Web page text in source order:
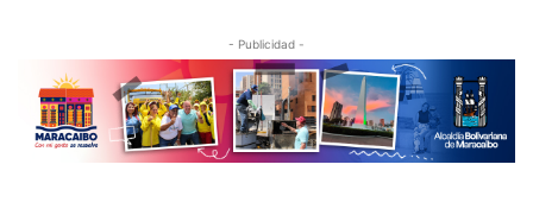
- Publicidad -